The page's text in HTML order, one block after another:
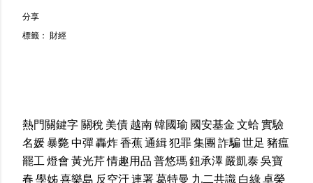
分享
標籤： 財經
熱門關鍵字關稅美債越南韓國瑜 國安基金文蛤實驗
名媛暴斃中彈轟炸香蕉通緝犯罪集團詐騙世足 豬瘟
罷工燈會黃光芹情趣用品普悠瑪鈕承澤嚴凱泰吳寶
春學姊喜樂島 反空汙連署葛特曼 九二共識白綠卓榮